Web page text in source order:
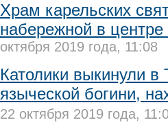
Храм карельских
набережной в центре
октября 2019 года, 11:08
Католики выкинули в
языческой богини,
22 октября 2019 года,